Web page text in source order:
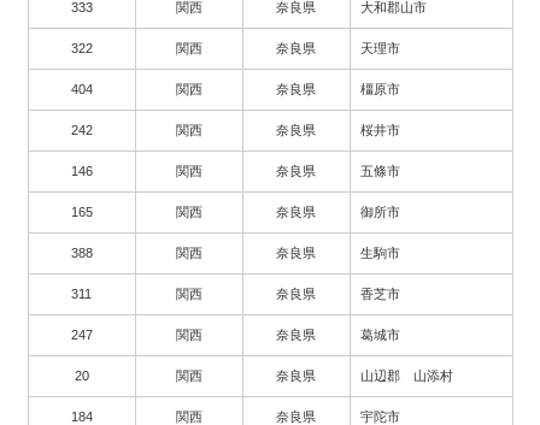
333 関西 奈良県 大和郡山市
322 関西 奈良県 天理市
404 関西 奈良県 橿原市
242 関西 奈良県 桜井市
146 関西 奈良県 五條市
165 関西 奈良県 御所市
388 関西 奈良県 生駒市
311 関西 奈良県 香芝市
247 関西 奈良県 葛城市
20 関西 奈良県 山辺郡 山添村
184 関西 奈良県 宇陀市